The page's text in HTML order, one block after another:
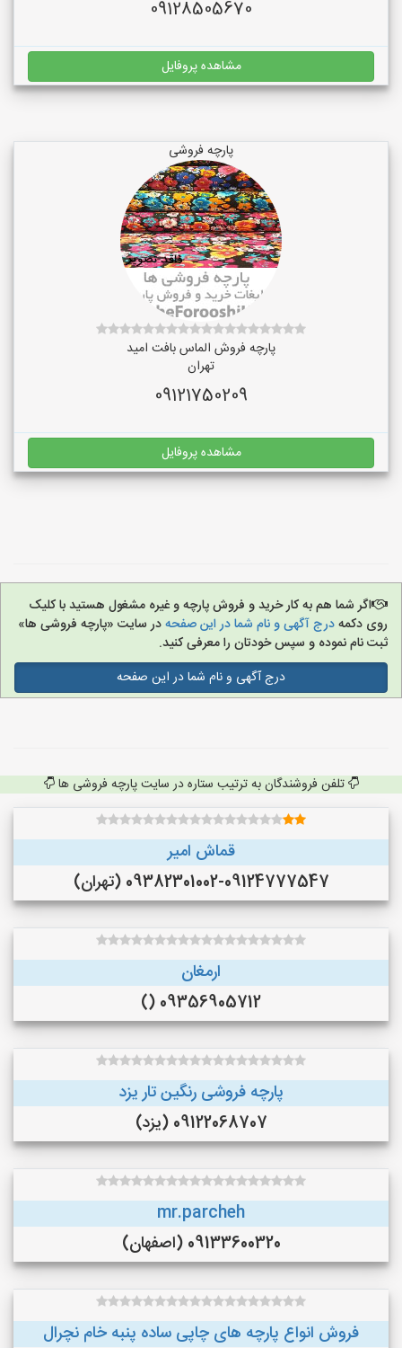
09128505670
مشاهده پروفایل
پارچه فروشی
پارچه فروش الماس بافت امید
تهران
09121750209
مشاهده پروفایل
اگر شما هم به کار خرید و فروش پارچه و غیره مشغول هستید با کلیک
روی دکمهدرج آگهی و نام شما در این صفحهدر سایت «پارچه فروشی ها»
ثبت نام نموده و سپس خودتان را معرفی کنید.
درج آگهی و نام شما در این صفحه
تلفن فروشندگان به ترتیب ستاره در سایت پارچه فروشی ها
قماش امیر
09382301002-09124777547 (تهران)
ارمغان
09356905712 ()
پارچه فروشی رنگین تار یزد
09122068707 (یزد)
mr.parcheh
09133600320 (اصفهان)
فروش انواع پارچه های چاپی ساده پنبه خام نچرال